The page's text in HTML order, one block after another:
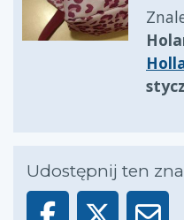
Udostępnij ten